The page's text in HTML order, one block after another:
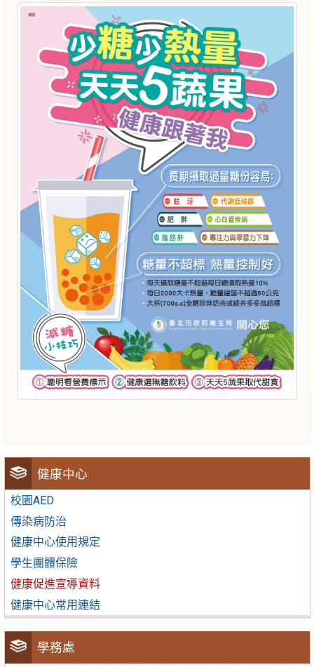
健康中心
校園AED
傳染病防治
健康中心使用規定
學生團體保險
健康促進宣導資料
健康中心常用連結
學務處